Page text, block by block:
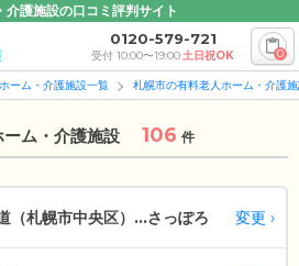
介護施設の口コミ評判サイト
0120-579-721
受付 10:00〜19:00土日祝OK 0
ーム・介護施設一覧 札幌市の有料老人ホーム・介護
ム・介護施設 106 件
（札幌市中央区）...さっぽろ 変更